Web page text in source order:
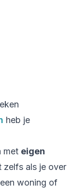
heb je
met eigen
zelfs als je over
woning of